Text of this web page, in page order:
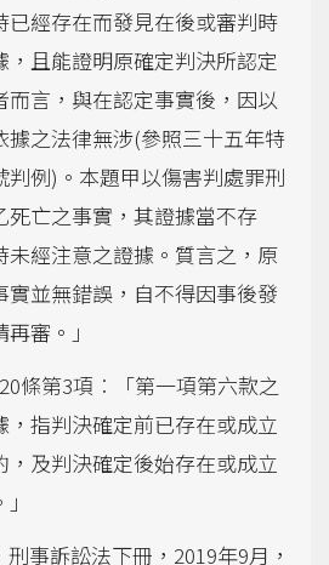
已經存在而發見在後或審判時
，且能證明原確定判決所認定
而言，與在認定事實後，因以
據之法律無涉(參照三十五年特
判例)。本題甲以傷害判處罪刑
死亡之事實，其證據當不存
未經注意之證據。質言之，原
實並無錯誤，自不得因事後發
審。」
條第3項︰「第一項第六款之
，指判決確定前已存在或成立
，及判決確定後始存在或成立
事訴訟法下冊，2019年9月，